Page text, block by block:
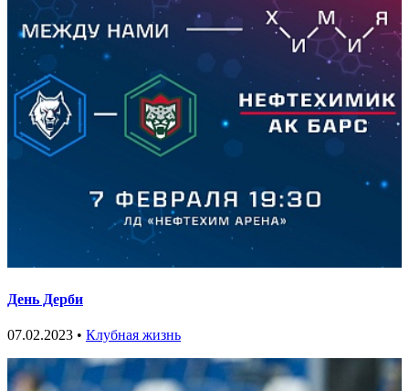
День Дерби
07.02.2023 • Клубная жизнь